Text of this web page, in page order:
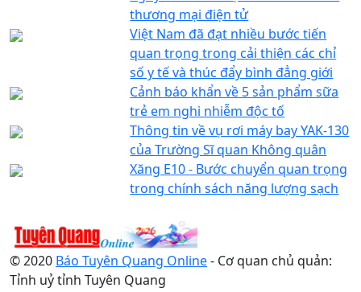
thương mại điện tử
Việt Nam đã đạt nhiều bước tiến
quan trọng trong cải thiện các chỉ
số y tế và thúc đẩy bình đẳng giới
Cảnh báo khẩn về 5 sản phẩm sữa
trẻ em nghi nhiễm độc tố
Thông tin về vụ rơi máy bay YAK-130
của Trường Sĩ quan Không quân
Xăng E10 - Bước chuyển quan trọng
trong chính sách năng lượng sạch
© 2020 Báo Tuyên Quang Online- Cơ quan chủ quản:
Tỉnh uỷ tỉnh Tuyên Quang